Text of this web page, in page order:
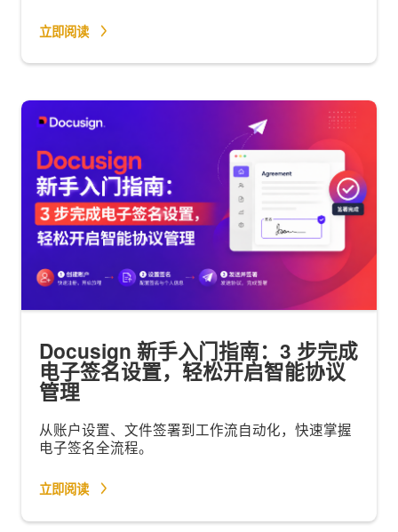
立即阅读
Docusign 新手入门指南：3 步完成
电子签名设置，轻松开启智能协议
管理
从账户设置、文件签署到工作流自动化，快速掌握
电子签名全流程。
立即阅读